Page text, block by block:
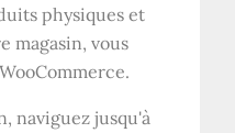
physiques et
magasin, vous
naviguez jusqu'à